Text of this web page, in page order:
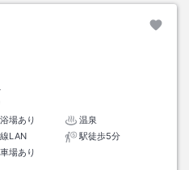
場あり
温泉
LAN
駅徒歩5分
場あり